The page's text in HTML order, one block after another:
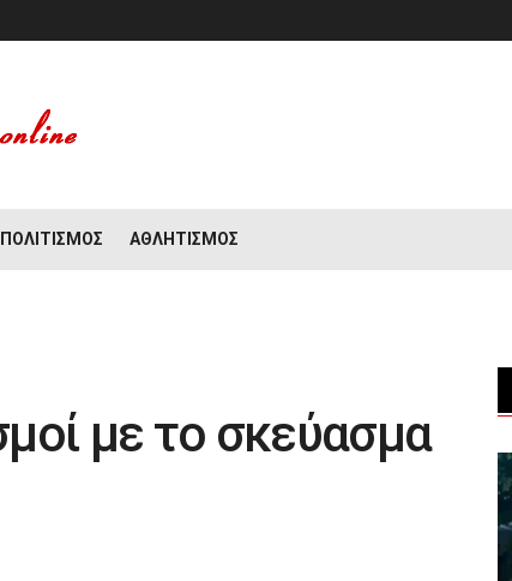
ΠΟΛΙΤΙΣΜΌΣ ΑΘΛΗΤΙΣΜΌΣ
με το σκεύασμα